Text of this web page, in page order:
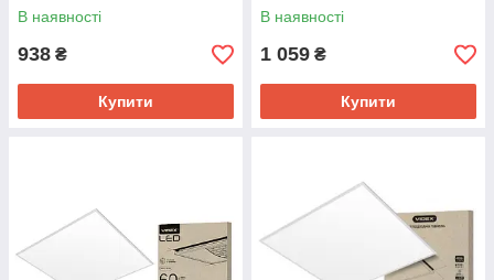
В наявності
938 ₴
Купити
В наявності
1 059 ₴
Купити